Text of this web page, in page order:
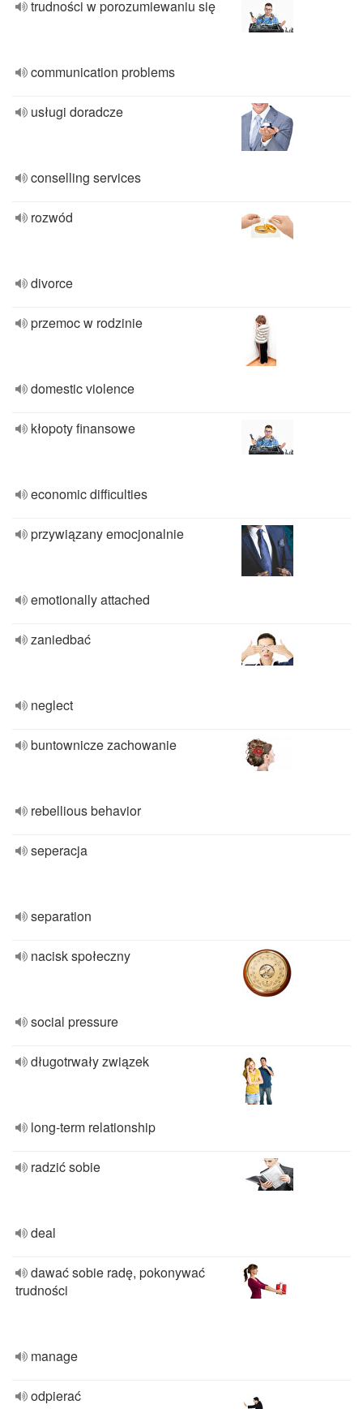
trudności w porozumiewaniu się
communication problems
usługi doradcze
conselling services
rozwód
divorce
przemoc w rodzinie
domestic violence
kłopoty finansowe
economic difficulties
przywiązany emocjonalnie
emotionally attached
zaniedbać
neglect
buntownicze zachowanie
rebellious behavior
seperacja
separation
nacisk społeczny
social pressure
długotrwały związek
long-term relationship
radzić sobie
deal
dawać sobie radę, pokonywać
trudności
manage
odpierać